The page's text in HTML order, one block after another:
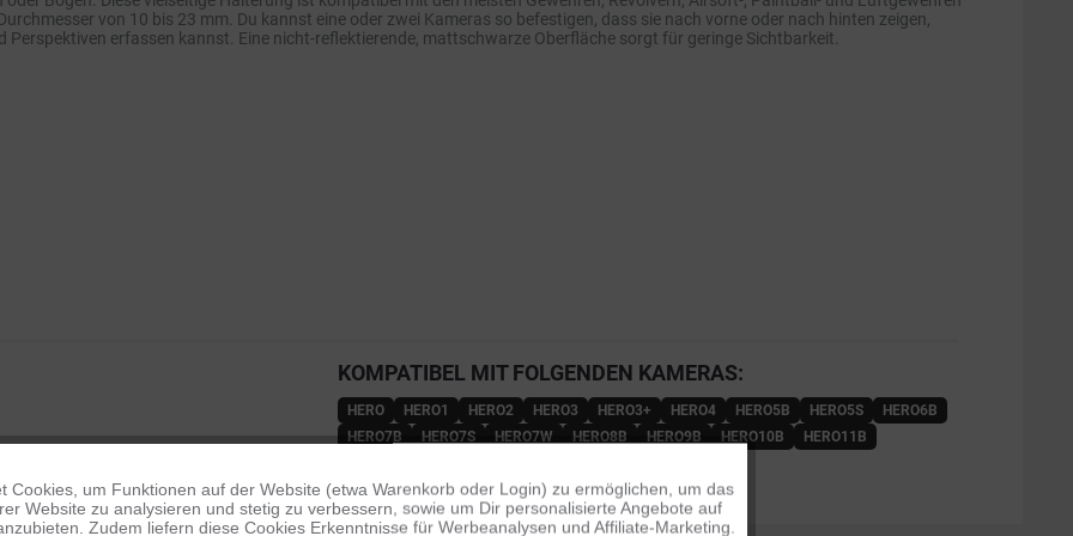
von 10 bis 23 mm. Du kannst eine oder zwei Kameras so befestigen, dass sie nach vorne oder nach hinten zeigen,
erfassen kannst. Eine nicht-reflektierende, mattschwarze Oberfläche sorgt für geringe Sichtbarkeit.
KOMPATIBEL MIT FOLGENDEN KAMERAS:
HERO HERO1 HERO2 HERO3 HERO3+ HERO4 HERO5B HERO5S
HERO6B
HERO7B
HERO7S HERO7W HERO8B HERO9B HERO10B
HERO11B
Aktiv
Cookies, um Funktionen auf der Website (etwa Warenkorb oder Login) zu ermöglichen, um das
Website zu analysieren und stetig zu verbessern, sowie um Dir personalisierte Angebote auf
Zudem liefern diese Cookies Erkenntnisse für Werbeanalysen und Affiliate-Marketing.